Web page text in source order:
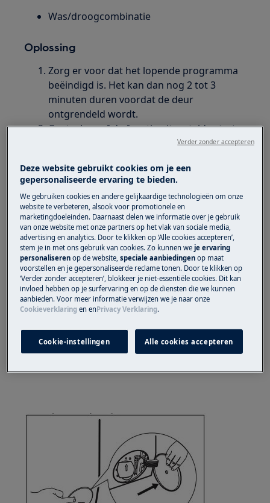
Was/droogcombinatie
Oplossing
Zorg er voor dat het lopende programma
beëindigd is. Het kan dan nog 2 tot 3
minuten duren voordat de deur
ontgrendeld wordt.
Controleer of de functie uitgestelde start
zoals in de handleiding beschreven staat.
Open de deur met behulp van de nood
ontgrendeling aan de onderzijde van het
apparaat indien deze aanwezig is.
Controleer of de optie spoel stop niet
actief is. Kies een pomp of centrifuge
programma.
Neem contact op met onze servicedienst
voor een afspraak.
Wanneer de bovenstaande suggesties het
probleem niet hebben opgelost, adviseren wij
een bezoek van een technicus aan te vragen.
Deze website gebruikt cookies om je een
gepersonaliseerde ervaring te bieden.
We gebruiken cookies en andere gelijkaardige technologieën om onze
website te verbeteren, alsook voor promotionele en
marketingdoeleinden. Daarnaast delen we informatie over je gebruik
van onze website met onze partners op het vlak van sociale media,
advertising en analytics. Door te klikken op ‘Alle cookies accepteren’,
stem je in met ons gebruik van cookies. Zo kunnen weje ervaring
personaliseren op de website,speciale aanbiedingen op maat
voorstellen en je gepersonaliseerde reclame tonen. Door te klikken op
‘Verder zonder accepteren’, blokkeer je niet-essentiële cookies. Dit kan
invloed hebben op je surfervaring en op de diensten die we kunnen
aanbieden. Voor meer informatie verwijzen we je naar onze
Cookieverklaring enenPrivacy Verklaring.
Cookie-instellingen Alle cookies accepteren
Verder zonder accepteren